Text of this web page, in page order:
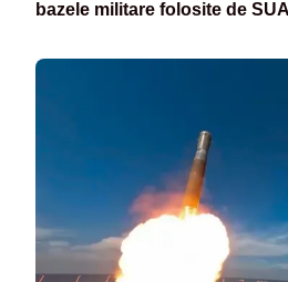
bazele militare folosite de SUA